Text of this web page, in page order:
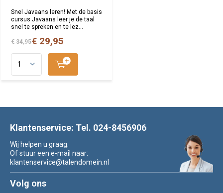
Snel Javaans leren! Met de basis
cursus Javaans leer je de taal
snel te spreken en te lez...
€ 34,95€ 29,95
Klantenservice: Tel. 024-8456906
Wij helpen u graag.
Of stuur een e-mail naar:
klantenservice@talendomein.nl
Volg ons